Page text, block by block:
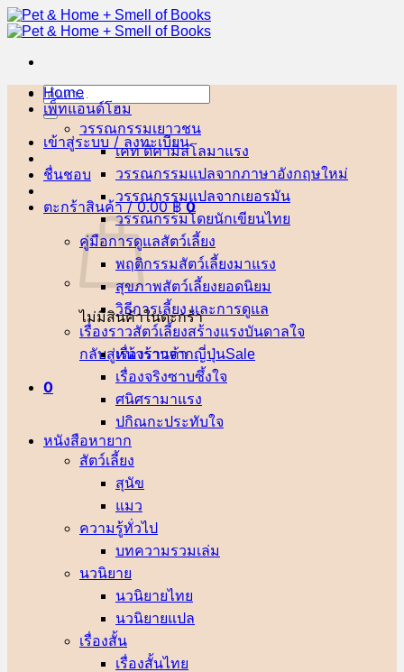
ข้าม
ไป
เนื้อหา
ค้นหา:
เข้าสู่ระบบ / ลงทะเบียน
ชื่นชอบ
ตะกร้าสินค้า /0.00฿ 0
ไม่มีสินค้าในตะกร้า
กลับสู่หน้าร้านค้า
0
Home
เพ็ทแอนด์โฮม
วรรณกรรมเยาวชน
เคท ดิคามิลโล
วรรณกรรมแปลจากภาษาอังกฤษ
วรรณกรรมแปลจากเยอรมัน
วรรณกรรมโดยนักเขียนไทย
คู่มือการดูแลสัตว์เลี้ยง
พฤติกรรมสัตว์เลี้ยง
สุขภาพสัตว์เลี้ยง
วิธีการเลี้ยง และการดูแล
เรื่องราวสัตว์เลี้ยงสร้างแรงบันดาลใจ
เรื่องราวจากญี่ปุ่น
เรื่องจริงซาบซึ้งใจ
ศนิศรา
ปกิณกะประทับใจ
หนังสือหายาก
สัตว์เลี้ยง
สุนัข
แมว
ความรู้ทั่วไป
บทความรวมเล่ม
นวนิยาย
นวนิยายไทย
นวนิยายแปล
เรื่องสั้น
เรื่องสั้นไทย